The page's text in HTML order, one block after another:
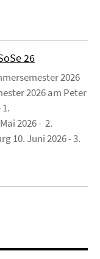
26
2026
2026 am Peter
2026 - 2.
10. Juni 2026 - 3.